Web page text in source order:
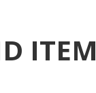
ITEM